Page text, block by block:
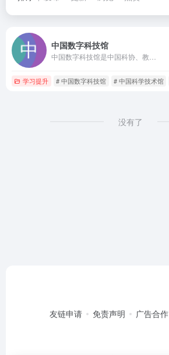
中国数字科技馆
中国数字科技馆是中国科协、教…
学习提升 # 中国数字科技馆 # 中国科学技术馆
没有了
友链申请 免责声明 广告合作